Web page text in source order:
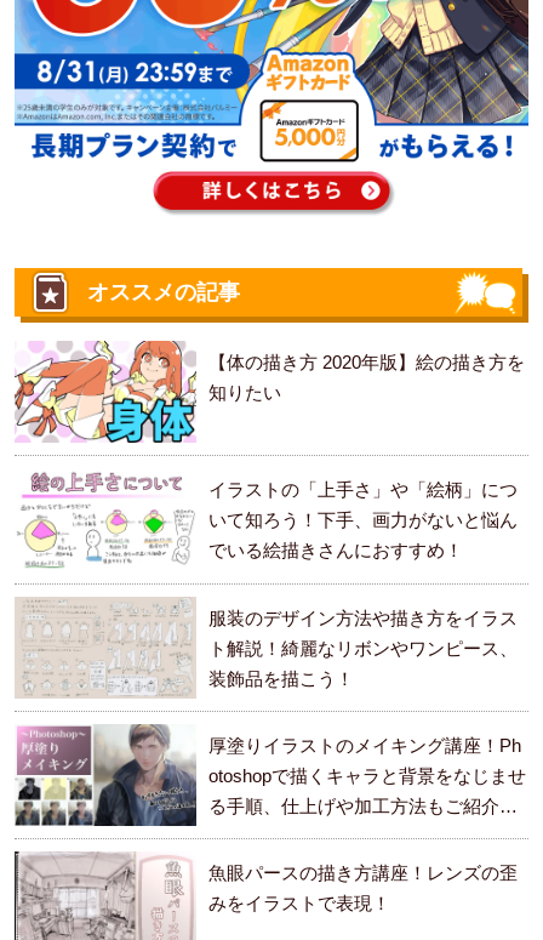
オススメの記事
【体の描き方 2020年版】絵の描き方を
知りたい
イラストの「上手さ」や「絵柄」につ
いて知ろう！下手、画力がないと悩ん
でいる絵描きさんにおすすめ！
服装のデザイン方法や描き方をイラス
ト解説！綺麗なリボンやワンピース、
装飾品を描こう！
厚塗りイラストのメイキング講座！Ph
otoshopで描くキャラと背景をなじませ
る手順、仕上げや加工方法もご紹介し
ます。
魚眼パースの描き方講座！レンズの歪
みをイラストで表現！